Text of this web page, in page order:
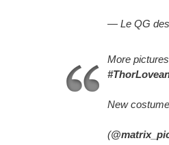
— Le QG
More
New
(